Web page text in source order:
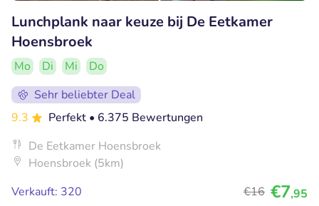
Lunchplank naar keuze bij De Eetkamer
Hoensbroek
Mo Di Mi
Do
Sehr beliebter Deal
9.3
Perfekt • 6.375 Bewertungen
De Eetkamer Hoensbroek
Hoensbroek (5km)
Verkauft: 320
€16 €7,95